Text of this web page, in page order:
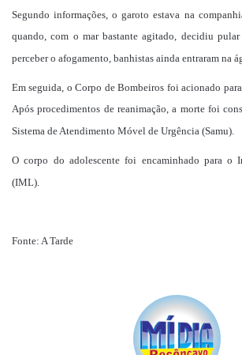
Segundo informações, o garoto estava na
quando, com o mar bastante agitado, decidiu
perceber o afogamento, banhistas ainda entraram na
Em seguida, o Corpo de Bombeiros foi acionado
Após procedimentos de reanimação, a morte foi
Sistema de Atendimento Móvel de Urgência (Samu).
O corpo do adolescente foi encaminhado para o
(IML).
Fonte: A Tarde